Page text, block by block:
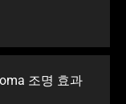
조명 효과